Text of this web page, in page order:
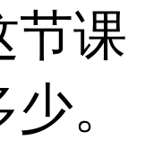
节课
。